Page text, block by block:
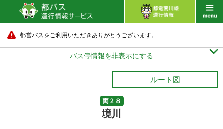
都営バスをご利用いただきありがとうございます。
バス停情報を非表示にする 
ルート図
両２８
境川